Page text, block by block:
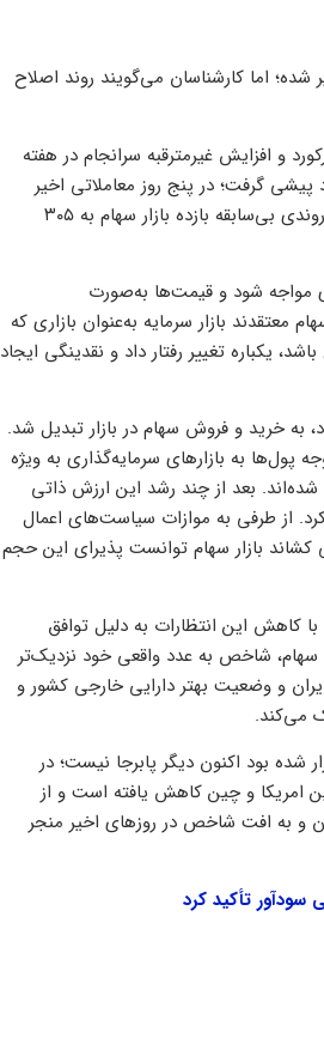
میلیارد دلار از ارزش بورس تبخیر شده؛ اما کارشناسان می‌گویند روند اصلاح
و افزایش غیرمترقبه سرانجام در هفته
گرفت؛ در پنج روز معاملاتی اخیر
منحنی شاخص بورس افت ۲۶۵ هزار واحدی، معادل ۷/ ۱۲ درصدی را به ثبت رساند. پیش‌تر در روندی بی‌سابقه بازده بازار سهام به ۳۰۵
مواجه شود و قیمت‌ها به‌صورت
معتقدند بازار سرمایه به‌عنوان بازاری که
یکباره تغییر رفتار داد و نقدینگی ایجاد
به خرید و فروش سهام در بازار تبدیل شد.
به بازارهای سرمایه‌گذاری به ویژه
بعد از چند رشد این ارزش ذاتی
از طرفی به موازات سیاست‌های اعمال
بازار سهام توانست پذیرای این حجم
کاهش این انتظارات به دلیل توافق
سهام، شاخص به عدد واقعی خود نزدیک‌تر
و وضعیت بهتر دارایی خارجی کشور و
می‌کند.
شده بود اکنون دیگر پابرجا نیست؛ در
امریکا و چین کاهش یافته است و از
و به افت شاخص در روزهای اخیر منجر
تأکید کرد